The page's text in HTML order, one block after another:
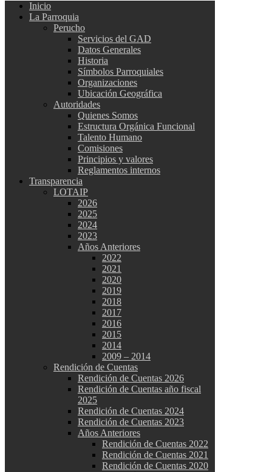
Inicio
La Parroquia
Perucho
Servicios del GAD
Datos Generales
Historia
Símbolos Parroquiales
Organizaciones
Ubicación Geográfica
Autoridades
Quienes Somos
Estructura Orgánica Funcional
Talento Humano
Comisiones
Principios y valores
Reglamentos internos
Transparencia
LOTAIP
2026
2025
2024
2023
Años Anteriores
2022
2021
2020
2019
2018
2017
2016
2015
2014
2009 – 2014
Rendición de Cuentas
Rendición de Cuentas 2026
Rendición de Cuentas año fiscal
2025
Rendición de Cuentas 2024
Rendición de Cuentas 2023
Años Anteriores
Rendición de Cuentas 2022
Rendición de Cuentas 2021
Rendición de Cuentas 2020